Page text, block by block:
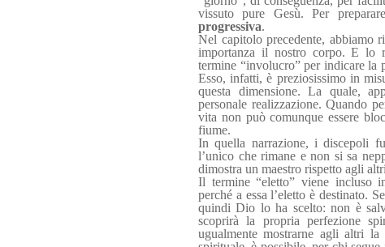
vissuto pure Gesù. Per
progressiva.
Nel capitolo precedente, abbiamo
importanza il nostro corpo. E lo
termine “involucro” per indicare la
Esso, infatti, è preziosissimo in
questa dimensione. La quale,
personale realizzazione. Quando
vita non può comunque essere
fiume.
In quella narrazione, i discepoli
l’unico che rimane e non si sa
dimostra un maestro rispetto agli
Il termine “eletto” viene incluso
perché a essa l’eletto è destinato.
quindi Dio lo ha scelto: non è
scoprirà la propria perfezione
ugualmente mostrarne agli altri